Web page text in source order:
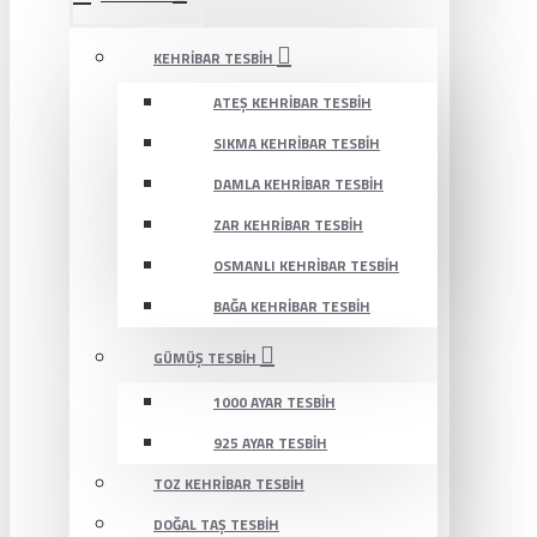
KEHRIBAR TESBIH
ATEŞ KEHRIBAR TESBIH
SIKMA KEHRIBAR TESBIH
DAMLA KEHRIBAR TESBIH
ZAR KEHRIBAR TESBIH
OSMANLI KEHRIBAR TESBIH
BAĞA KEHRIBAR TESBIH
GÜMÜŞ TESBIH
1000 AYAR TESBIH
925 AYAR TESBIH
TOZ KEHRIBAR TESBIH
DOĞAL TAŞ TESBIH